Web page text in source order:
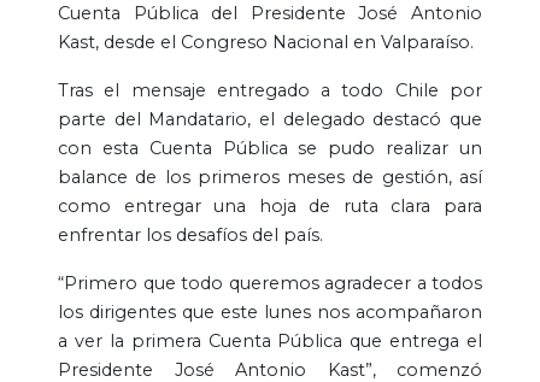
Cuenta Pública del Presidente José Antonio
Kast, desde el Congreso Nacional en Valparaíso.
Tras el mensaje entregado a todo Chile por
parte del Mandatario, el delegado destacó que
con esta Cuenta Pública se pudo realizar un
balance de los primeros meses de gestión, así
como entregar una hoja de ruta clara para
enfrentar los desafíos del país.
“Primero que todo queremos agradecer a todos
los dirigentes que este lunes nos acompañaron
a ver la primera Cuenta Pública que entrega el
Presidente José Antonio Kast”, comenzó